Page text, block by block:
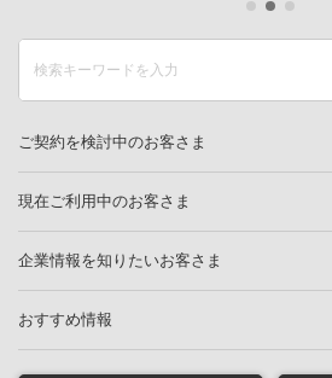
ご契約を検討中のお客さま
現在ご利用中のお客さま
企業情報を知りたいお客さま
おすすめ情報